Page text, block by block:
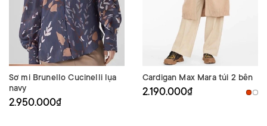
Sơ mi Brunello Cucinelli lụa
navy
2.950.000₫
Cardigan Max Mara túi 2 bên
2.190.000₫